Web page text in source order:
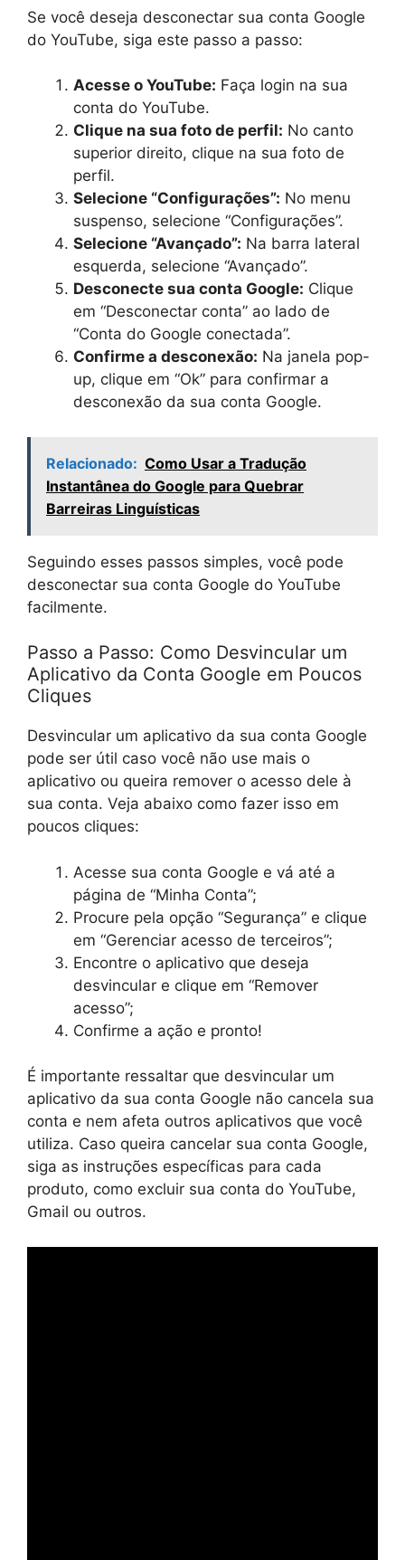
Se você deseja desconectar sua conta Google
do YouTube, siga este passo a passo:
Acesse o YouTube: Faça login na sua
conta do YouTube.
Clique na sua foto de perfil: No canto
superior direito, clique na sua foto de
perfil.
Selecione “Configurações”: No menu
suspenso, selecione “Configurações”.
Selecione “Avançado”: Na barra lateral
esquerda, selecione “Avançado”.
Desconecte sua conta Google: Clique
em “Desconectar conta” ao lado de
“Conta do Google conectada”.
Confirme a desconexão: Na janela pop-
up, clique em “Ok” para confirmar a
desconexão da sua conta Google.
Relacionado: Como Usar a Tradução
Instantânea do Google para Quebrar
Barreiras Linguísticas
Seguindo esses passos simples, você pode
desconectar sua conta Google do YouTube
facilmente.
Passo a Passo: Como Desvincular um
Aplicativo da Conta Google em Poucos
Cliques
Desvincular um aplicativo da sua conta Google
pode ser útil caso você não use mais o
aplicativo ou queira remover o acesso dele à
sua conta. Veja abaixo como fazer isso em
poucos cliques:
Acesse sua conta Google e vá até a
página de “Minha Conta”;
Procure pela opção “Segurança” e clique
em “Gerenciar acesso de terceiros”;
Encontre o aplicativo que deseja
desvincular e clique em “Remover
acesso”;
Confirme a ação e pronto!
É importante ressaltar que desvincular um
aplicativo da sua conta Google não cancela sua
conta e nem afeta outros aplicativos que você
utiliza. Caso queira cancelar sua conta Google,
siga as instruções específicas para cada
produto, como excluir sua conta do YouTube,
Gmail ou outros.